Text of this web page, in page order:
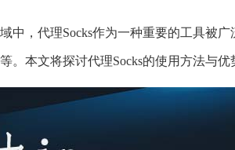
中，代理Socks作为一种重要的工具被
。本文将探讨代理Socks的使用方法与优